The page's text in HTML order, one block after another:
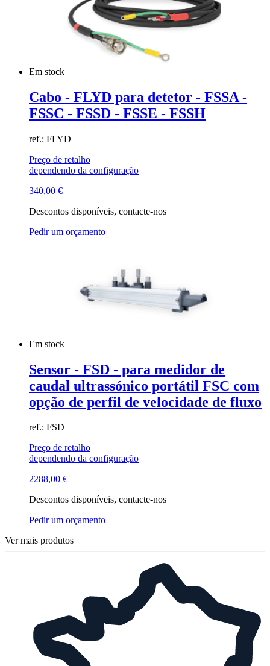
Em stock
Cabo - FLYD para detetor - FSSA -
FSSC - FSSD - FSSE - FSSH
ref.: FLYD
Preço de retalho
dependendo da configuração
340,00 €
Descontos disponíveis, contacte-nos
Pedir um orçamento
Em stock
Sensor - FSD - para medidor de
caudal ultrassónico portátil FSC com
opção de perfil de velocidade de fluxo
ref.: FSD
Preço de retalho
dependendo da configuração
2288,00 €
Descontos disponíveis, contacte-nos
Pedir um orçamento
Ver mais produtos